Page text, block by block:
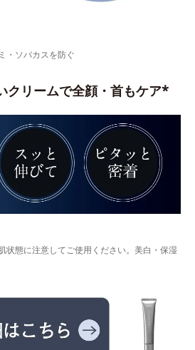
・ソバカスを防ぐ
クリームで全顔・首もケア*
状態に注意してご使用ください。美白・保湿